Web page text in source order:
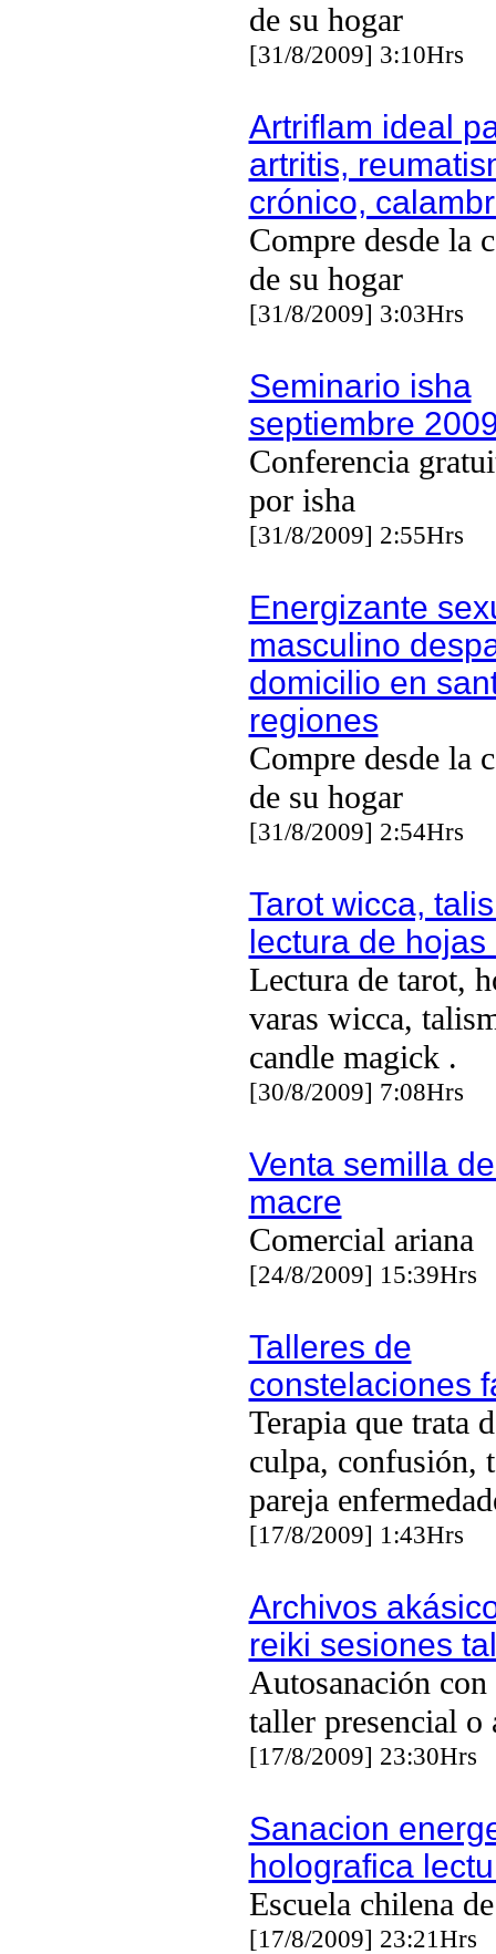
de su hogar
[31/8/2009] 3:10Hrs
Artriflam ideal
artritis,
crónico,
Compre desde la
de su hogar
[31/8/2009] 3:03Hrs
Seminario isha
septiembre
Conferencia
por isha
[31/8/2009] 2:55Hrs
Energizante
masculino
domicilio en
regiones
Compre desde la
de su hogar
[31/8/2009] 2:54Hrs
Tarot wicca,
lectura de hojas
Lectura de tarot,
varas wicca,
candle magick .
[30/8/2009] 7:08Hrs
Venta semilla
macre
Comercial ariana
[24/8/2009] 15:39Hrs
Talleres de
constelaciones
Terapia que trata
culpa, confusión,
pareja
[17/8/2009] 1:43Hrs
Archivos
reiki sesiones
Autosanación
taller presencial o
[17/8/2009] 23:30Hrs
Sanacion
holografica
Escuela chilena
[17/8/2009] 23:21Hrs